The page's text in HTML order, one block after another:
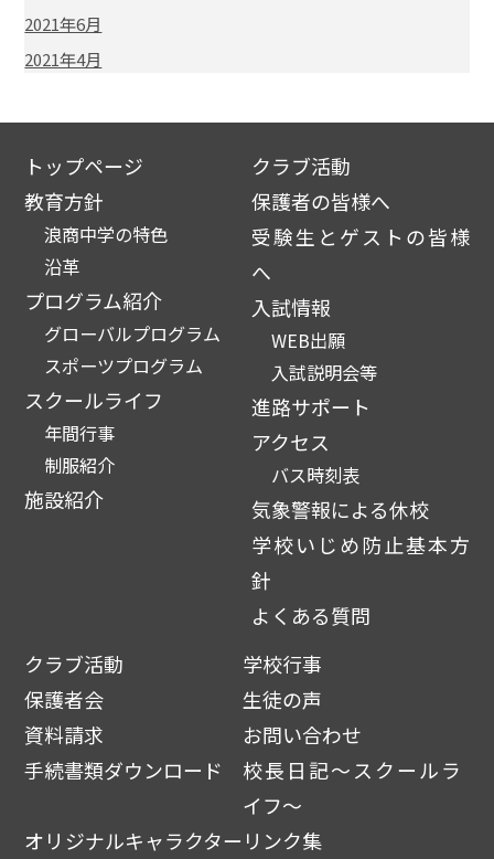
2021年6月
2021年4月
トップページ
教育方針
浪商中学の特色
沿革
プログラム紹介
グローバルプログラム
スポーツプログラム
スクールライフ
年間行事
制服紹介
施設紹介
クラブ活動
保護者の皆様へ
受験生とゲストの皆様
へ
入試情報
WEB出願
入試説明会等
進路サポート
アクセス
バス時刻表
気象警報による休校
学校いじめ防止基本方
針
よくある質問
クラブ活動
学校行事
保護者会
生徒の声
資料請求
お問い合わせ
手続書類ダウンロード
校長日記～スクールラ
イフ～
オリジナルキャラクター リンク集